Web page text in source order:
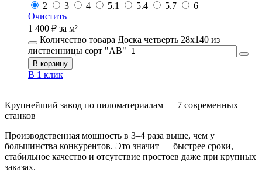
2 3 4 5.1 5.4 5.7
6
Очистить
1 400 ₽ за м²
Количество товара Доска четверть 28х140 из
лиственницы сорт "АВ"
В корзину
В 1 клик
Крупнейший завод по пиломатериалам — 7 современных
станков
Производственная мощность в 3–4 раза выше, чем у
большинства конкурентов. Это значит — быстрее сроки,
стабильное качество и отсутствие простоев даже при крупных
заказах.